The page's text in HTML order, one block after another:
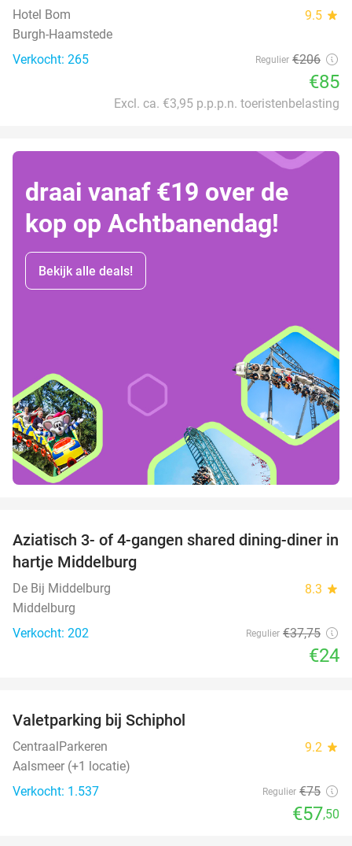
Hotel Bom 9.5 star
Burgh-Haamstede
Verkocht: 265
Regulier €206
€85
Excl. ca. €3,95 p.p.p.n. toeristenbelasting
draai vanaf €19 over de
kop op Achtbanendag!
Bekijk alle deals!
36%
Aziatisch 3- of 4-gangen shared dining-diner in
hartje Middelburg
De Bij Middelburg 8.3 star
Middelburg
Verkocht: 202
Regulier €37,75
€24
Valetparking bij Schiphol
CentraalParkeren 9.2 star
Aalsmeer (+1 locatie)
Verkocht: 1.537
Regulier €75
€57,50